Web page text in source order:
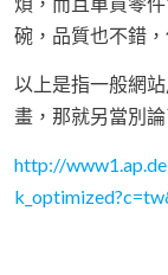
碗，品質也不錯
以上是指一般網
畫，那就另當別論
http://